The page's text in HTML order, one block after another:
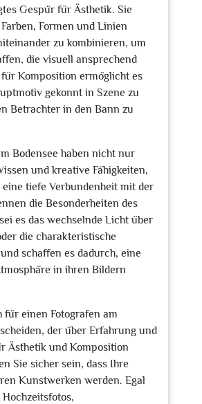
Gespür für Ästhetik. Sie
Formen und Linien
zu kombinieren, um
die visuell ansprechend
Komposition ermöglicht es
gekonnt in Szene zu
Betrachter in den Bann zu
Bodensee haben nicht nur
und kreative Fähigkeiten,
tiefe Verbundenheit mit der
die Besonderheiten des
es das wechselnde Licht über
die charakteristische
schaffen es dadurch, eine
in ihren Bildern
für einen Fotografen am
der über Erfahrung und
Ästhetik und Komposition
Sie sicher sein, dass Ihre
Kunstwerken werden. Egal